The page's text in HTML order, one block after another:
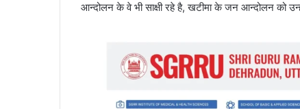
आन्दोलन के वे भी साक्षी रहे है, खटीमा के जन आन्दोलन को